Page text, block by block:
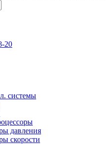
20
системы
давления
скорости